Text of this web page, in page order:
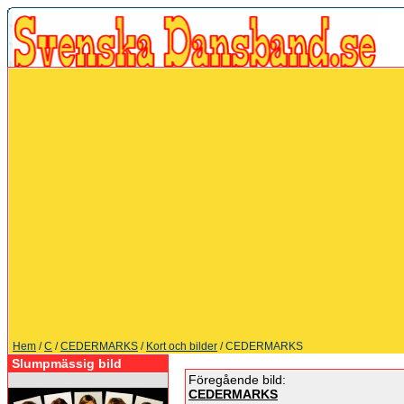
Hem /C /CEDERMARKS / Kort och bilder / CEDERMARKS
Slumpmässig bild
Föregående bild:
CEDERMARKS